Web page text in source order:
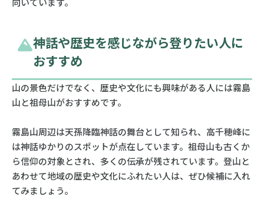
神話や歴史を感じながら登りたい人に
おすすめ
山の景色だけでなく、歴史や文化にも興味がある人には霧島
山と祖母山がおすすめです。
霧島山周辺は天孫降臨神話の舞台として知られ、高千穂峰に
は神話ゆかりのスポットが点在しています。祖母山も古くか
ら信仰の対象とされ、多くの伝承が残されています。登山と
あわせて地域の歴史や文化にふれたい人は、ぜひ候補に入れ
てみましょう。